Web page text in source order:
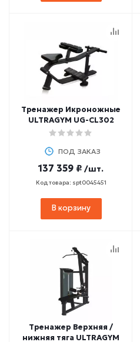
Тренажер Икроножные
ULTRAGYM UG-CL302
ПОД ЗАКАЗ
137 359 ₽ /шт.
Код товара: spt0045451
В корзину
Тренажер Верхняя /
нижняя тяга ULTRAGYM